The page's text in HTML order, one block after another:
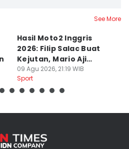
See More
Hasil Moto2 Inggris
2026: Filip Salac Buat
Kejutan, Mario Aji
Tercecer
09 Agu 2026, 21:19 WIB
Sport